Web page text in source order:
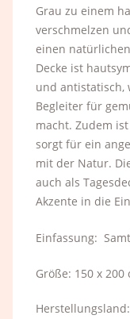
Grau zu einem
verschmelzen
einen
Decke ist
und antistatisch,
Begleiter für
macht. Zudem
sorgt für ein
mit der Natur.
auch als
Akzente in die
Einfassung:
Größe: 150 x 200